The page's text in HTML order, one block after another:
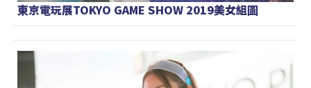
東京電玩展TOKYO GAME SHOW 2019美女組圖